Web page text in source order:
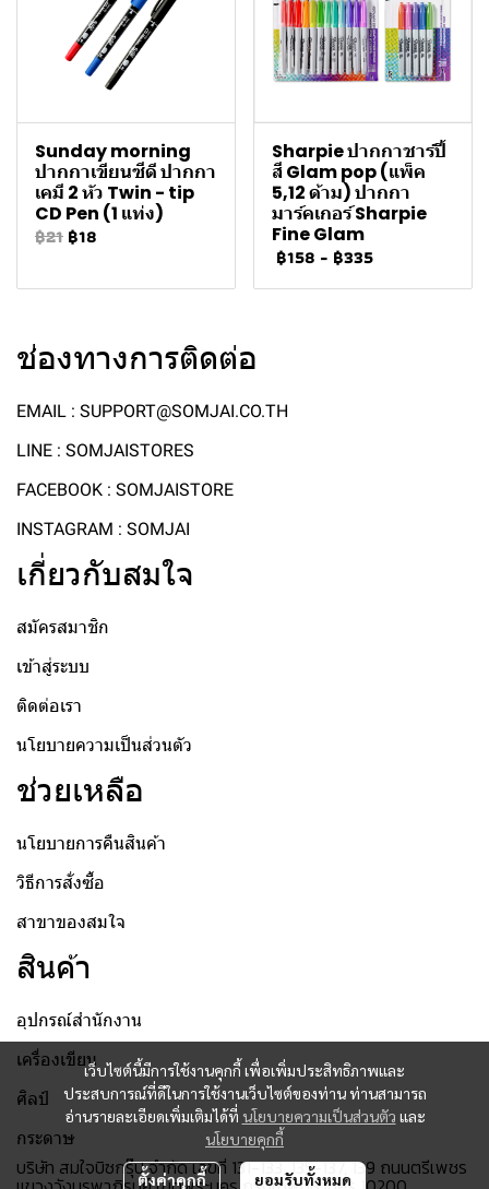
Sunday morning
ปากกาเขียนซีดี ปากกา
เคมี 2 หัว Twin - tip
CD Pen (1 แท่ง)
฿21 ฿18
Sharpie ปากกาชาร์ปี้
สี Glam pop (แพ็ค
5,12 ด้าม) ปากกา
มาร์คเกอร์ Sharpie
Fine Glam
฿158 - ฿335
เว็บไซต์นี้มีการใช้งานคุกกี้ เพื่อเพิ่มประสิทธิภาพและ
ประสบการณ์ที่ดีในการใช้งานเว็บไซต์ของท่าน ท่านสามารถ
อ่านรายละเอียดเพิ่มเติมได้ที่ นโยบายความเป็นส่วนตัว และ
นโยบายคุกกี้
ตั้งค่าคุกกี้ ยอมรับทั้งหมด
ช่องทางการติดต่อ
EMAIL : SUPPORT@SOMJAI.CO.TH
LINE : SOMJAISTORES
FACEBOOK : SOMJAISTORE
INSTAGRAM : SOMJAI
เกี่ยวกับสมใจ
สมัครสมาชิก
เข้าสู่ระบบ
ติดต่อเรา
นโยบายความเป็นส่วนตัว
ช่วยเหลือ
นโยบายการคืนสินค้า
วิธีการสั่งซื้อ
สาขาของสมใจ
สินค้า
อุปกรณ์สำนักงาน
เครื่องเขียน
ศิลป์
กระดาษ
บริษัท สมใจบิซกรุ๊ป จำกัด เลขที่ 131-133, 135-137, 139 ถนนตรีเพชร